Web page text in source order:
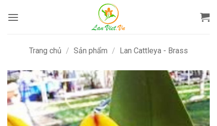
qua
Trang chủ / Sản phẩm / Lan Cattleya - Brass